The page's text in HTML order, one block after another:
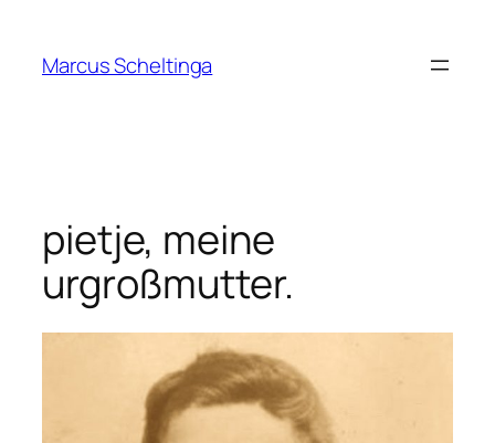
springen
Marcus Scheltinga
pietje, meine
urgroßmutter.